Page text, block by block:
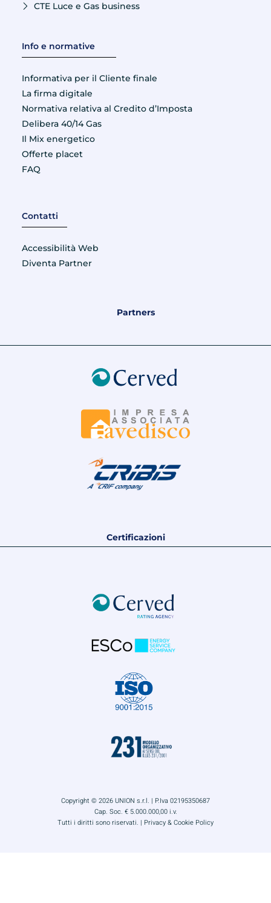
CTE Luce e Gas business
Info e normative
Informativa per il Cliente finale
La firma digitale
Normativa relativa al Credito d’Imposta
Delibera 40/14 Gas
Il Mix energetico
Offerte placet
FAQ
Contatti
Accessibilità Web
Diventa Partner
Partners
Certificazioni
Copyright © 2026 UNION s.r.l. | P.Iva 02195350687
Cap. Soc. € 5.000.000,00 i.v.
Tutti i diritti sono riservati. | Privacy & Cookie Policy